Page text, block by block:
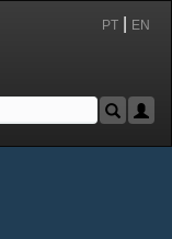
PT| EN